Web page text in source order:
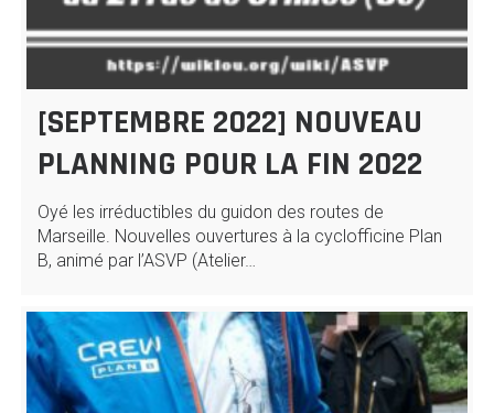
[SEPTEMBRE 2022] NOUVEAU
PLANNING POUR LA FIN 2022
Oyé les irréductibles du guidon des routes de
Marseille. Nouvelles ouvertures à la cyclofficine Plan
B, animé par l’ASVP (Atelier…